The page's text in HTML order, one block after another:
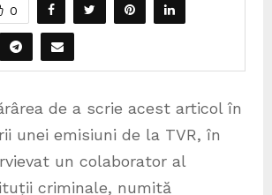
0
de a scrie acest articol în
unei emisiuni de la TVR, în
un colaborator al
criminale, numită